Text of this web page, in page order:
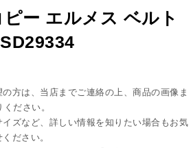
ピー エルメス ベルト
方は、当店までご連絡の上、商品の画像ま
ださい。
ズなど、詳しい情報を知りたい場合もお気
ださい。